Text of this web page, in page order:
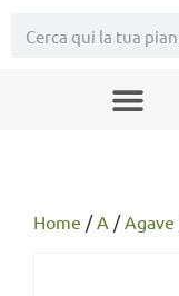
Home /A /Agave